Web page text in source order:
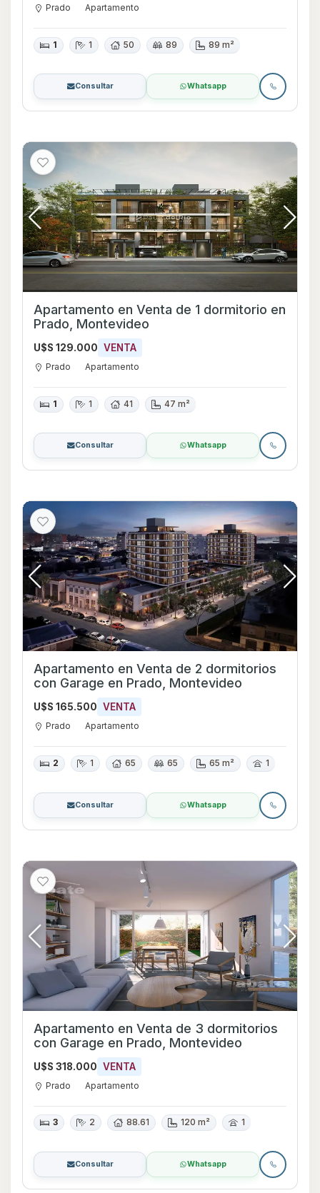
Prado Apartamento
1 1 50 89 89 m²
Consultar Whatsapp
Apartamento en Venta de 1 dormitorio en
Prado, Montevideo
U$S 129.000 VENTA
Prado Apartamento
1 1 41 47 m²
Consultar Whatsapp
Apartamento en Venta de 2 dormitorios
con Garage en Prado, Montevideo
U$S 165.500 VENTA
Prado Apartamento
2 1 65 65 65 m² 1
Consultar Whatsapp
Apartamento en Venta de 3 dormitorios
con Garage en Prado, Montevideo
U$S 318.000 VENTA
Prado Apartamento
3 2 88.61 120 m² 1
Consultar Whatsapp